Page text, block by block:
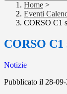
Home >
Eventi
CORSO C1
CORSO C1
Notizie
Pubblicato il 28-